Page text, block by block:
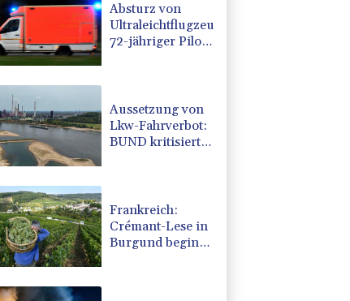
Absturz von
Ultraleichtflugzeug:
72-jähriger Pilot
Aussetzung von
Lkw-Fahrverbot:
BUND kritisiert
Frankreich:
Crémant-Lese in
Burgund beginnt